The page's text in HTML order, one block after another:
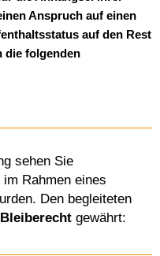
Anspruch auf einen
auf den Rest
die folgenden
sehen Sie
Rahmen eines
Den begleiteten
Bleiberecht gewährt: